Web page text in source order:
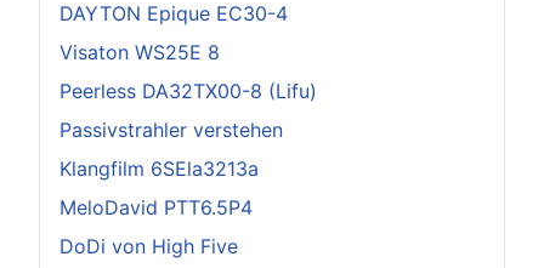
DAYTON Epique EC30-4
Visaton WS25E 8
Peerless DA32TX00-8 (Lifu)
Passivstrahler verstehen
Klangfilm 6SEla3213a
MeloDavid PTT6.5P4
DoDi von High Five